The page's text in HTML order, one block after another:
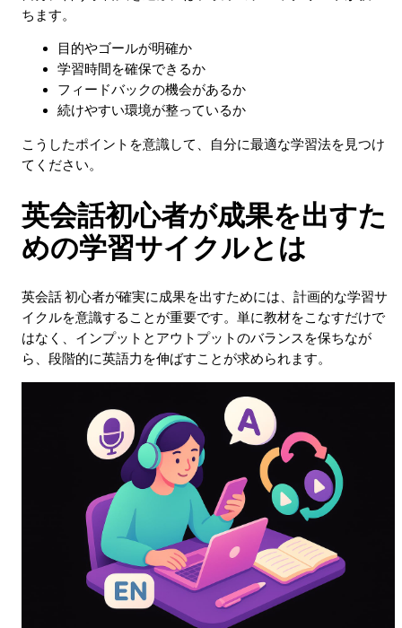
ちます。
目的やゴールが明確か
学習時間を確保できるか
フィードバックの機会があるか
続けやすい環境が整っているか
こうしたポイントを意識して、自分に最適な学習法を見つけ
てください。
英会話初心者が成果を出すた
めの学習サイクルとは
英会話 初心者が確実に成果を出すためには、計画的な学習サ
イクルを意識することが重要です。単に教材をこなすだけで
はなく、インプットとアウトプットのバランスを保ちなが
ら、段階的に英語力を伸ばすことが求められます。